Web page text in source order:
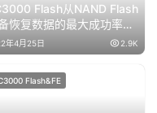
Flash从NAND Flash
恢复数据的最大成功率的
数据校正方法
年4月25日 2.9K
Flash&FE